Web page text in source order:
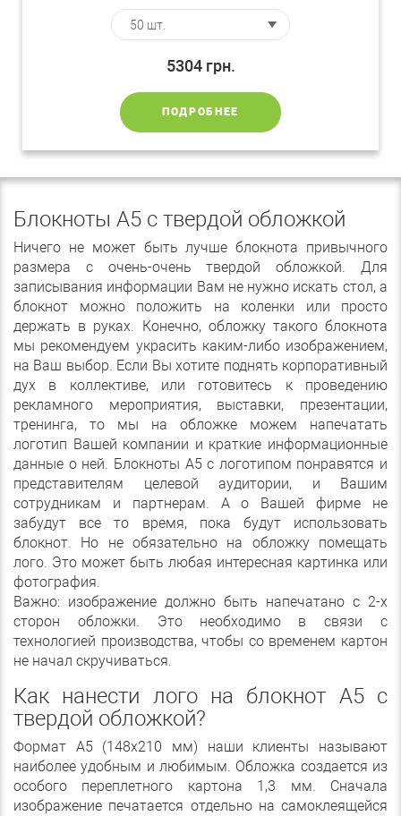
5304 грн.
ПОДРОБНЕЕ
Блокноты A5 с твердой обложкой
Ничего не может быть лучше блокнота привычного
размера с очень-очень твердой обложкой. Для
записывания информации Вам не нужно искать стол, а
блокнот можно положить на коленки или просто
держать в руках. Конечно, обложку такого блокнота
мы рекомендуем украсить каким-либо изображением,
на Ваш выбор. Если Вы хотите поднять корпоративный
дух в коллективе, или готовитесь к проведению
рекламного мероприятия, выставки, презентации,
тренинга, то мы на обложке можем напечатать
логотип Вашей компании и краткие информационные
данные о ней. Блокноты А5 с логотипом понравятся и
представителям целевой аудитории, и Вашим
сотрудникам и партнерам. А о Вашей фирме не
забудут все то время, пока будут использовать
блокнот. Но не обязательно на обложку помещать
лого. Это может быть любая интересная картинка или
фотография.
Важно: изображение должно быть напечатано с 2-х
сторон обложки. Это необходимо в связи с
технологией производства, чтобы со временем картон
не начал скручиваться.
Как нанести лого на блокнот А5 с
твердой обложкой?
Формат А5 (148х210 мм) наши клиенты называют
наиболее удобным и любимым. Обложка создается из
особого переплетного картона 1,3 мм. Сначала
изображение печатается отдельно на самоклеящейся